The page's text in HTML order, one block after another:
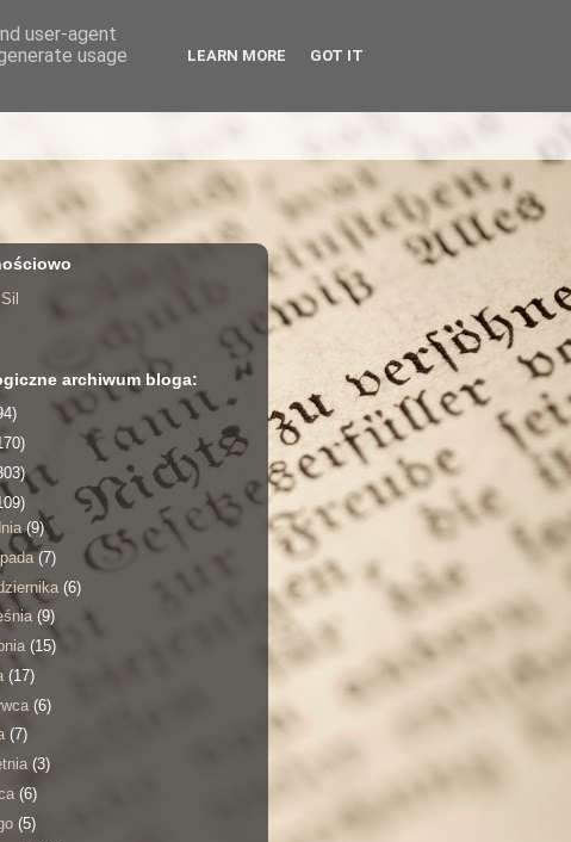
archiwum bloga:
(9)
(7)
(6)
(9)
(15)
(17)
(6)
(7)
(3)
(6)
(5)
user-agent
usage
LEARN MORE GOT IT